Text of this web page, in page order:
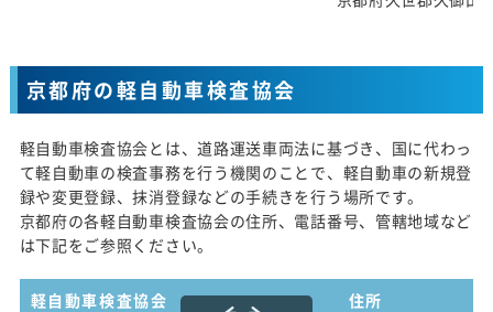
京都府の軽自動車検査協会
軽自動車検査協会とは、道路運送車両法に基づき、国に代わっ
て軽自動車の検査事務を行う機関のことで、軽自動車の新規登
録や変更登録、抹消登録などの手続きを行う場所です。
京都府の各軽自動車検査協会の住所、電話番号、管轄地域など
は下記をご参照ください。
軽自動車検査協会 住所